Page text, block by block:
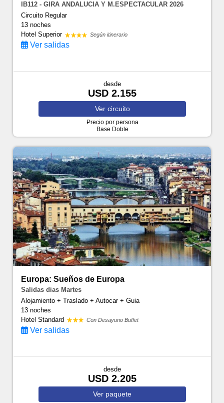
IB112 - GIRA ANDALUCIA Y M.ESPECTACULAR 2026
Circuito Regular
13 noches
Hotel Superior
Según itinerario
Ver salidas
desde
USD 2.155
Ver circuito
Precio por persona
Base Doble
Europa: Sueños de Europa
Salidas dias Martes
Alojamiento + Traslado + Autocar + Guia
13 noches
Hotel Standard
Con Desayuno Buffet
Ver salidas
desde
USD 2.205
Ver paquete